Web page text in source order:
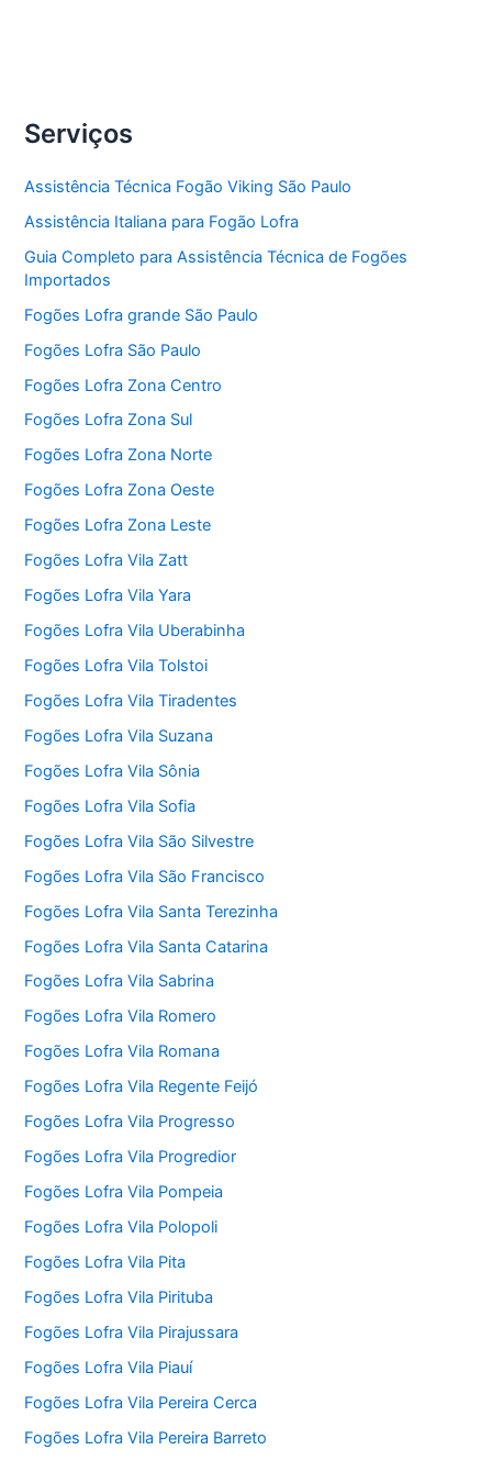
Serviços
Assistência Técnica Fogão Viking São Paulo
Assistência Italiana para Fogão Lofra
Guia Completo para Assistência Técnica de Fogões
Importados
Fogões Lofra grande São Paulo
Fogões Lofra São Paulo
Fogões Lofra Zona Centro
Fogões Lofra Zona Sul
Fogões Lofra Zona Norte
Fogões Lofra Zona Oeste
Fogões Lofra Zona Leste
Fogões Lofra Vila Zatt
Fogões Lofra Vila Yara
Fogões Lofra Vila Uberabinha
Fogões Lofra Vila Tolstoi
Fogões Lofra Vila Tiradentes
Fogões Lofra Vila Suzana
Fogões Lofra Vila Sônia
Fogões Lofra Vila Sofia
Fogões Lofra Vila São Silvestre
Fogões Lofra Vila São Francisco
Fogões Lofra Vila Santa Terezinha
Fogões Lofra Vila Santa Catarina
Fogões Lofra Vila Sabrina
Fogões Lofra Vila Romero
Fogões Lofra Vila Romana
Fogões Lofra Vila Regente Feijó
Fogões Lofra Vila Progresso
Fogões Lofra Vila Progredior
Fogões Lofra Vila Pompeia
Fogões Lofra Vila Polopoli
Fogões Lofra Vila Pita
Fogões Lofra Vila Pirituba
Fogões Lofra Vila Pirajussara
Fogões Lofra Vila Piauí
Fogões Lofra Vila Pereira Cerca
Fogões Lofra Vila Pereira Barreto